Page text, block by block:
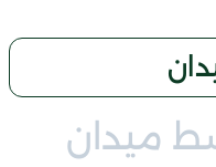
ميدان